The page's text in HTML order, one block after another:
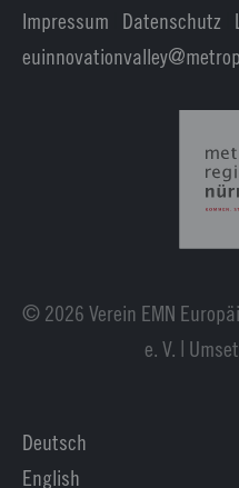
Impressum Datenschutz
© 2026 Verein EMN
e. V. |
Deutsch
English